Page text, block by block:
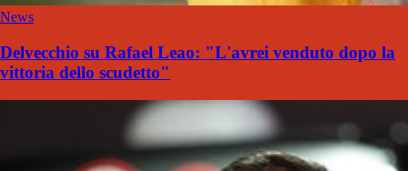
News
Delvecchio su Rafael Leao: "L'avrei venduto dopo la
vittoria dello scudetto"